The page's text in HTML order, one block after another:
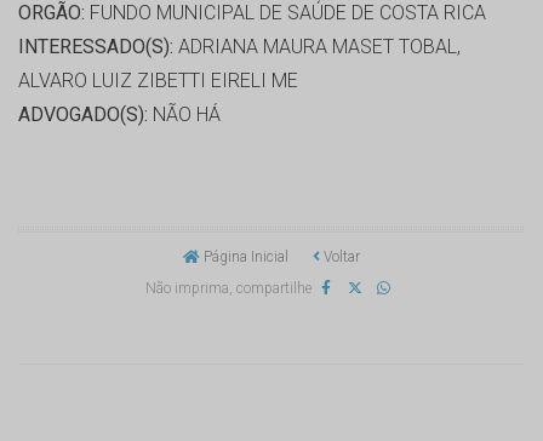
ORGÃO: FUNDO MUNICIPAL DE SAÚDE DE COSTA RICA
INTERESSADO(S): ADRIANA MAURA MASET TOBAL,
ALVARO LUIZ ZIBETTI EIRELI ME
ADVOGADO(S): NÃO HÁ
Página Inicial
Voltar
Não imprima, compartilhe